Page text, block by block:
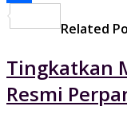
Related
Tingkatkan
Resmi